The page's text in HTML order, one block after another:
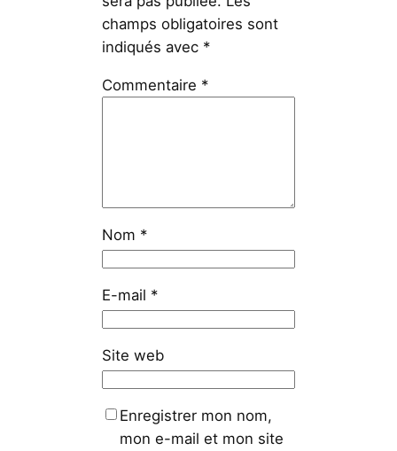
champs obligatoires sont
indiqués avec *
Commentaire *
Nom *
E-mail *
Site web
Enregistrer mon nom,
mon e-mail et mon site